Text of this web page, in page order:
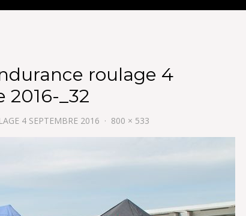
roulage 4
_32
4 SEPTEMBRE 2016 800 × 533